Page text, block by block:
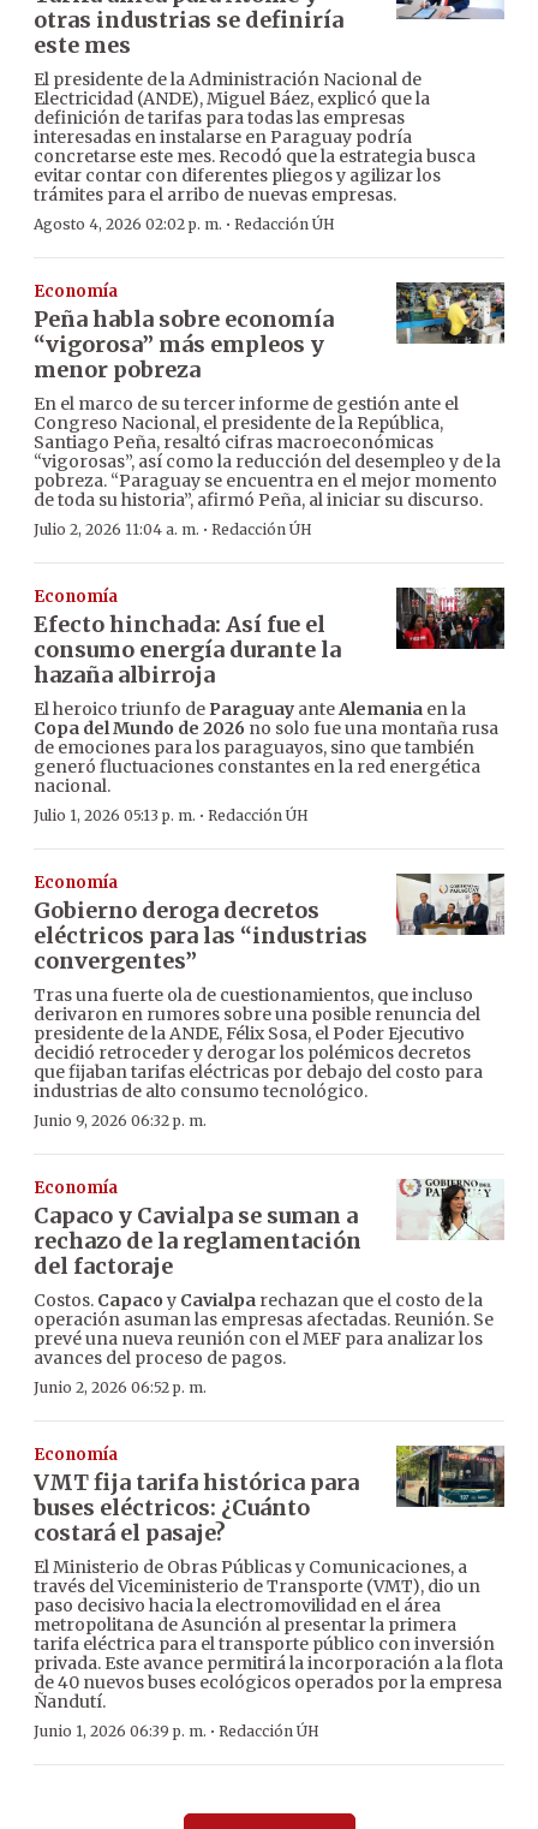
otras industrias se definiría
este mes
El presidente de la Administración Nacional de
Electricidad (ANDE), Miguel Báez, explicó que la
definición de tarifas para todas las empresas
interesadas en instalarse en Paraguay podría
concretarse este mes. Recodó que la estrategia busca
evitar contar con diferentes pliegos y agilizar los
trámites para el arribo de nuevas empresas.
Agosto 4, 2026 02:02 p. m. · Redacción ÚH
Economía
Peña habla sobre economía
“vigorosa” más empleos y
menor pobreza
En el marco de su tercer informe de gestión ante el
Congreso Nacional, el presidente de la República,
Santiago Peña, resaltó cifras macroeconómicas
“vigorosas”, así como la reducción del desempleo y de la
pobreza. “Paraguay se encuentra en el mejor momento
de toda su historia”, afirmó Peña, al iniciar su discurso.
Julio 2, 2026 11:04 a. m. · Redacción ÚH
Economía
Efecto hinchada: Así fue el
consumo energía durante la
hazaña albirroja
El heroico triunfo de Paraguay anteAlemania en la
Copa del Mundo de 2026 no solo fue una montaña rusa
de emociones para los paraguayos, sino que también
generó fluctuaciones constantes en la red energética
nacional.
Julio 1, 2026 05:13 p. m. · Redacción ÚH
Economía
Gobierno deroga decretos
eléctricos para las “industrias
convergentes”
Tras una fuerte ola de cuestionamientos, que incluso
derivaron en rumores sobre una posible renuncia del
presidente de la ANDE, Félix Sosa, el Poder Ejecutivo
decidió retroceder y derogar los polémicos decretos
que fijaban tarifas eléctricas por debajo del costo para
industrias de alto consumo tecnológico.
Junio 9, 2026 06:32 p. m.
Economía
Capaco y Cavialpa se suman a
rechazo de la reglamentación
del factoraje
Costos. Capaco y Cavialpa rechazan que el costo de la
operación asuman las empresas afectadas. Reunión. Se
prevé una nueva reunión con el MEF para analizar los
avances del proceso de pagos.
Junio 2, 2026 06:52 p. m.
Economía
VMT fija tarifa histórica para
buses eléctricos: ¿Cuánto
costará el pasaje?
El Ministerio de Obras Públicas y Comunicaciones, a
través del Viceministerio de Transporte (VMT), dio un
paso decisivo hacia la electromovilidad en el área
metropolitana de Asunción al presentar la primera
tarifa eléctrica para el transporte público con inversión
privada. Este avance permitirá la incorporación a la flota
de 40 nuevos buses ecológicos operados por la empresa
Ñandutí.
Junio 1, 2026 06:39 p. m. · Redacción ÚH